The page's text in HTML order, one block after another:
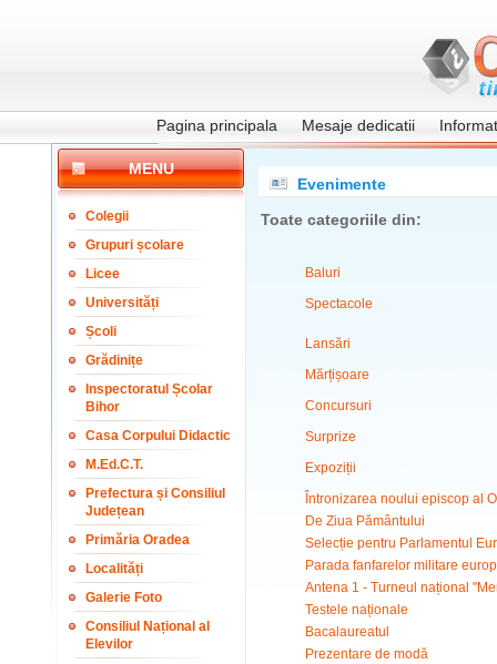
Pagina principala Mesaje dedicatii
MENU
Colegii
Grupuri școlare
Licee
Universități
Școli
Grădinițe
Inspectoratul Școlar
Bihor
Casa Corpului Didactic
M.Ed.C.T.
Prefectura și Consiliul
Județean
Primăria Oradea
Localități
Galerie Foto
Consiliul Național al
Elevilor
Evenimente
Toate categoriile din:
Baluri
Spectacole
Lansări
Mărțișoare
Concursuri
Surprize
Expoziții
Întronizarea noului episcop al
De Ziua Pământului
Selecție pentru Parlamentul
Parada fanfarelor militare
Antena 1 - Turneul național
Testele naționale
Bacalaureatul
Prezentare de modă